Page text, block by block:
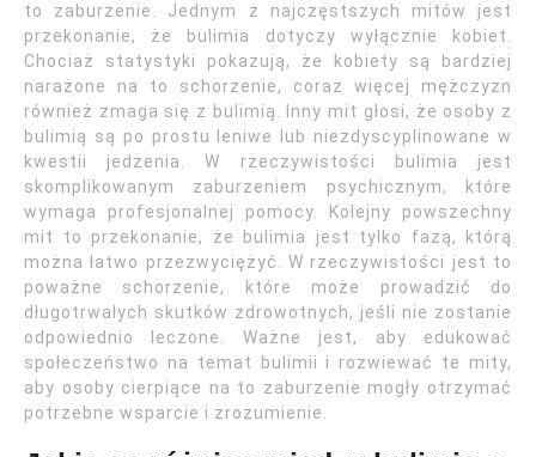
to zaburzenie. Jednym z najczęstszych mitów jest
przekonanie, że bulimia dotyczy wyłącznie kobiet.
Chociaż statystyki pokazują, że kobiety są bardziej
narażone na to schorzenie, coraz więcej mężczyzn
również zmaga się z bulimią. Inny mit głosi, że osoby z
bulimią są po prostu leniwe lub niezdyscyplinowane w
kwestii jedzenia. W rzeczywistości bulimia jest
skomplikowanym zaburzeniem psychicznym, które
wymaga profesjonalnej pomocy. Kolejny powszechny
mit to przekonanie, że bulimia jest tylko fazą, którą
można łatwo przezwyciężyć. W rzeczywistości jest to
poważne schorzenie, które może prowadzić do
długotrwałych skutków zdrowotnych, jeśli nie zostanie
odpowiednio leczone. Ważne jest, aby edukować
społeczeństwo na temat bulimii i rozwiewać te mity,
aby osoby cierpiące na to zaburzenie mogły otrzymać
potrzebne wsparcie i zrozumienie.